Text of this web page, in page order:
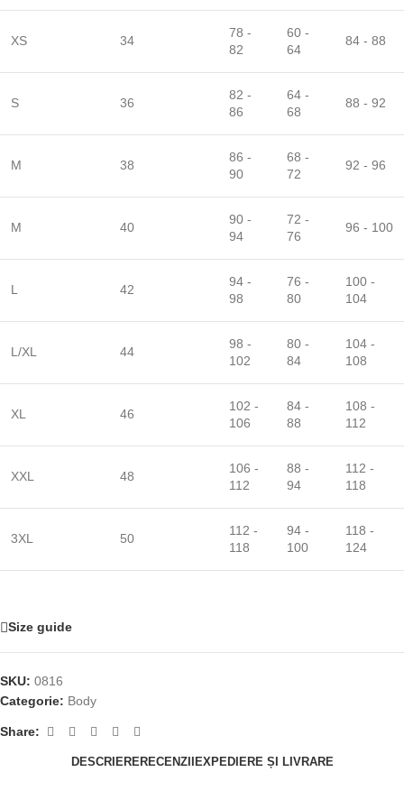
XS 34
78 -
82
60 -
64
84 - 88
S 36
82 -
86
64 -
68
88 - 92
M 38
86 -
90
68 -
72
92 - 96
M 40
90 -
94
72 -
76
96 - 100
L 42
94 -
98
76 -
80
100 -
104
L/XL 44
98 -
102
80 -
84
104 -
108
XL 46
102 -
106
84 -
88
108 -
112
XXL 48
106 -
112
88 -
94
112 -
118
3XL 50
112 -
118
94 -
100
118 -
124
Size guide
SKU: 0816
Categorie: Body
Share:
DESCRIERERECENZII EXPEDIERE ȘI LIVRARE